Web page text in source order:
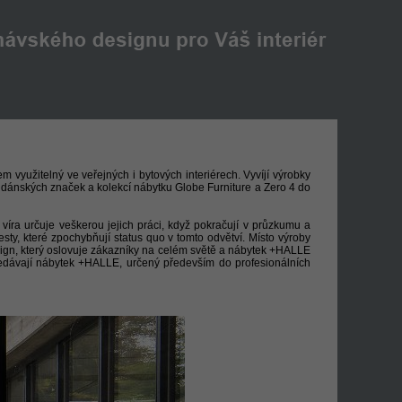
využitelný ve veřejných i bytových interiérech. Vyvíjí výrobky
značek a kolekcí nábytku Globe Furniture a Zero 4 do
určuje veškerou jejich práci, když pokračují v průzkumu a
které zpochybňují status quo v tomto odvětví. Místo výroby
který oslovuje zákazníky na celém světě a nábytek +HALLE
nábytek +HALLE, určený především do profesionálních